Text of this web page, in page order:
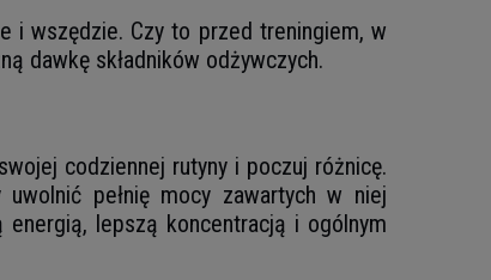
i wszędzie. Czy to przed treningiem, w
dawkę składników odżywczych.
codziennej rutyny i poczuj różnicę.
pełnię mocy zawartych w niej
energią, lepszą koncentracją i ogólnym